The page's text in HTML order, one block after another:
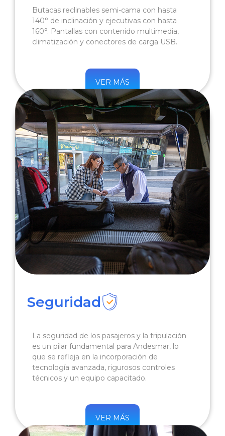
Butacas reclinables semi-cama con hasta
140° de inclinación y ejecutivas con hasta
160°. Pantallas con contenido multimedia,
climatización y conectores de carga USB.
VER MÁS
Seguridad
La seguridad de los pasajeros y la tripulación
es un pilar fundamental para Andesmar, lo
que se refleja en la incorporación de
tecnología avanzada, rigurosos controles
técnicos y un equipo capacitado.
VER MÁS